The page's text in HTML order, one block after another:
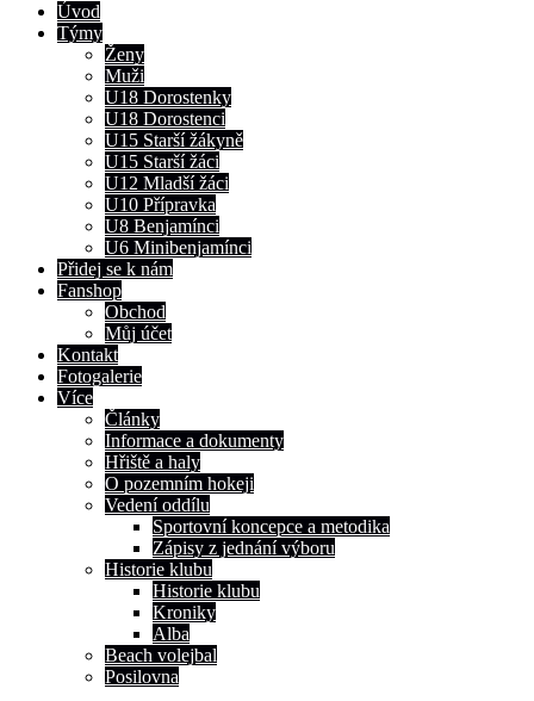
Úvod
Týmy
Ženy
Muži
U18 Dorostenky
U18 Dorostenci
U15 Starší žákyně
U15 Starší žáci
U12 Mladší žáci
U10 Přípravka
U8 Benjamínci
U6 Minibenjamínci
Přidej se k nám
Fanshop
Obchod
Můj účet
Kontakt
Fotogalerie
Více
Články
Informace a dokumenty
Hřiště a haly
O pozemním hokeji
Vedení oddílu
Sportovní koncepce a metodika
Zápisy z jednání výboru
Historie klubu
Historie klubu
Kroniky
Alba
Beach volejbal
Posilovna